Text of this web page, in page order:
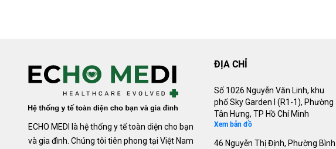
ECHO MEDI là hệ thống y tế toàn diện cho bạn
và gia đình. Chúng tôi tiên phong tại Việt Nam
ĐỊA CHỈ
Số 1026 Nguyễn Văn Linh, khu
phố Sky Garden I (R1-1), Phường
Tân Hưng, TP Hồ Chí Minh
Xem bản đồ
46 Nguyễn Thị Định, Phường Bình